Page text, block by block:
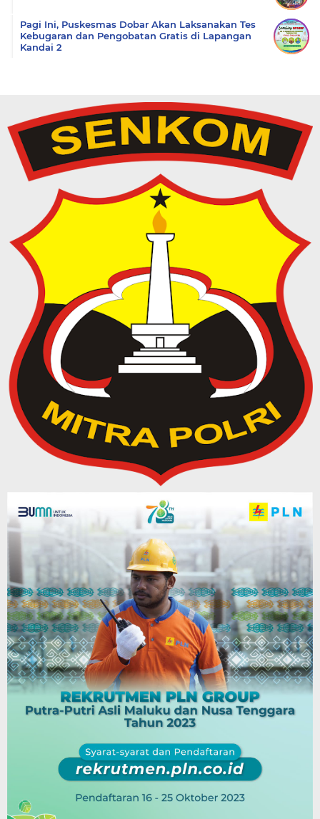
Pagi Ini, Puskesmas Dobar Akan Laksanakan Tes
Kebugaran dan Pengobatan Gratis di Lapangan
Kandai 2